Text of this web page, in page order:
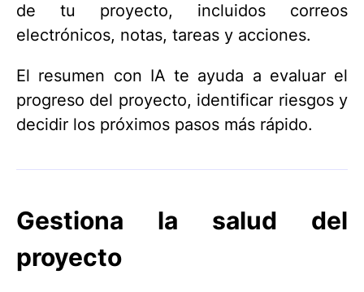
de tu proyecto, incluidos correos
electrónicos, notas, tareas y acciones.
El resumen con IA te ayuda a evaluar el
progreso del proyecto, identificar riesgos y
decidir los próximos pasos más rápido.
Gestiona la salud del
proyecto